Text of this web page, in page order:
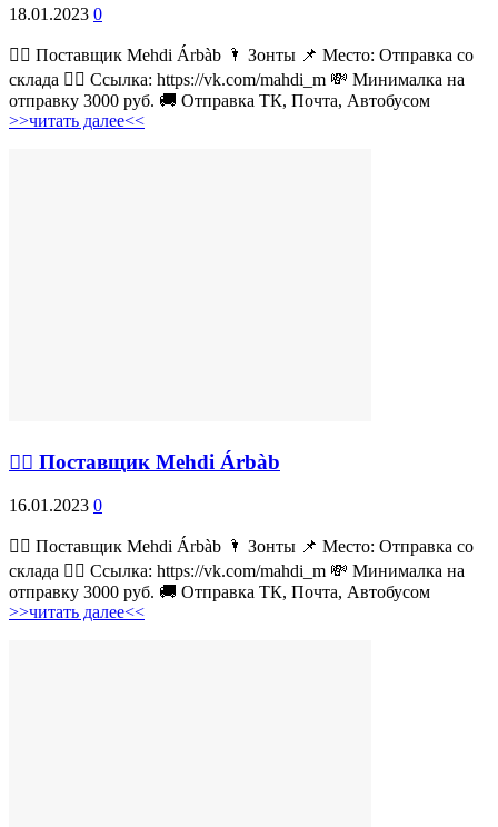
18.01.2023 0
💁‍♂ Поставщик Mehdi Árbàb 🌂 Зонты 📌 Место: Отправка со
склада 👉🏻 Ссылка: https://vk.com/mahdi_m 💸 Минималка на
отправку 3000 руб. 🚚 Отправка ТК, Почта, Автобусом
>>читать далее<<
💁‍♂ Поставщик Mehdi Árbàb
16.01.2023 0
💁‍♂ Поставщик Mehdi Árbàb 🌂 Зонты 📌 Место: Отправка со
склада 👉🏻 Ссылка: https://vk.com/mahdi_m 💸 Минималка на
отправку 3000 руб. 🚚 Отправка ТК, Почта, Автобусом
>>читать далее<<